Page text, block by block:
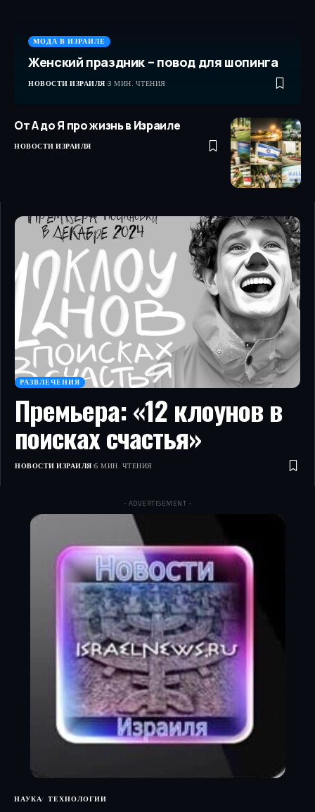
МОДА В ИЗРАИЛЕ
Женский праздник – повод для шопинга
НОВОСТИ ИЗРАИЛЯ 3 МИН. ЧТЕНИЯ
От А до Я про жизнь в Израиле
НОВОСТИ ИЗРАИЛЯ
РАЗВЛЕЧЕНИЯ
Премьера: «12 клоунов в
поисках счастья»
НОВОСТИ ИЗРАИЛЯ 6 МИН. ЧТЕНИЯ
- ADVERTISEMENT -
НАУКА ТЕХНОЛОГИИ